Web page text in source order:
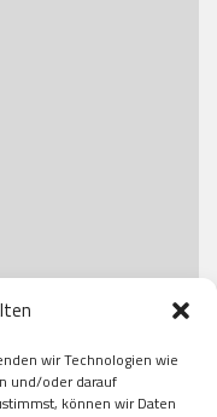
wir Technologien wie
und/oder darauf
können wir Daten